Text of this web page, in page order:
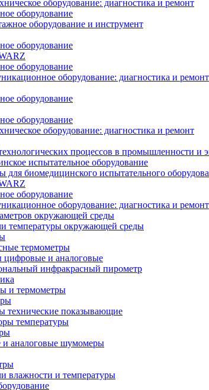
оборудование: диагностика и ремонт
оборудование
оборудование и инструмент
оборудование
оборудование
оборудование: диагностика и ремонт
оборудование
оборудование
оборудование: диагностика и ремонт
процессов в промышленности и
испытательное оборудование
для биомедицинского испытательного
оборудование
оборудование: диагностика и ремонт
окружающей среды
температуры окружающей среды
термометры
цифровые и аналоговые
инфракрасный пирометр
и термометры
технические показывающие
температуры
аналоговые шумомеры
влажности и температуры